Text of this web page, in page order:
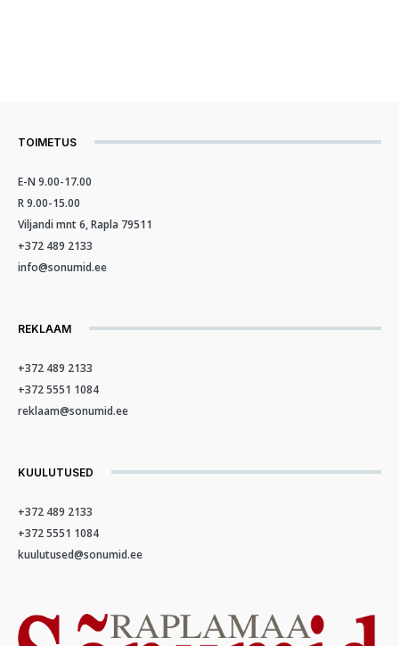
TOIMETUS
E-N 9.00-17.00
R 9.00-15.00
Viljandi mnt 6, Rapla 79511
+372 489 2133
info@sonumid.ee
REKLAAM
+372 489 2133
+372 5551 1084
reklaam@sonumid.ee
KUULUTUSED
+372 489 2133
+372 5551 1084
kuulutused@sonumid.ee